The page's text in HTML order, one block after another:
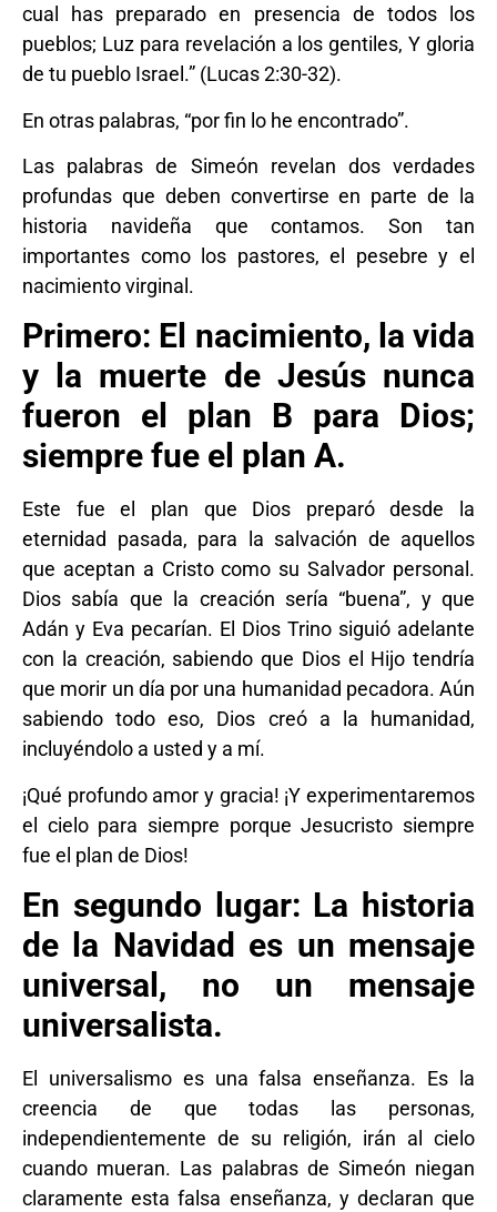
cual has preparado en presencia de todos los
pueblos; Luz para revelación a los gentiles, Y gloria
de tu pueblo Israel.” (Lucas 2:30-32).
En otras palabras, “por fin lo he encontrado”.
Las palabras de Simeón revelan dos verdades
profundas que deben convertirse en parte de la
historia navideña que contamos. Son tan
importantes como los pastores, el pesebre y el
nacimiento virginal.
Primero: El nacimiento, la vida
y la muerte de Jesús nunca
fueron el plan B para Dios;
siempre fue el plan A.
Este fue el plan que Dios preparó desde la
eternidad pasada, para la salvación de aquellos
que aceptan a Cristo como su Salvador personal.
Dios sabía que la creación sería “buena”, y que
Adán y Eva pecarían. El Dios Trino siguió adelante
con la creación, sabiendo que Dios el Hijo tendría
que morir un día por una humanidad pecadora. Aún
sabiendo todo eso, Dios creó a la humanidad,
incluyéndolo a usted y a mí.
¡Qué profundo amor y gracia! ¡Y experimentaremos
el cielo para siempre porque Jesucristo siempre
fue el plan de Dios!
En segundo lugar: La historia
de la Navidad es un mensaje
universal, no un mensaje
universalista.
El universalismo es una falsa enseñanza. Es la
creencia de que todas las personas,
independientemente de su religión, irán al cielo
cuando mueran. Las palabras de Simeón niegan
claramente esta falsa enseñanza, y declaran que